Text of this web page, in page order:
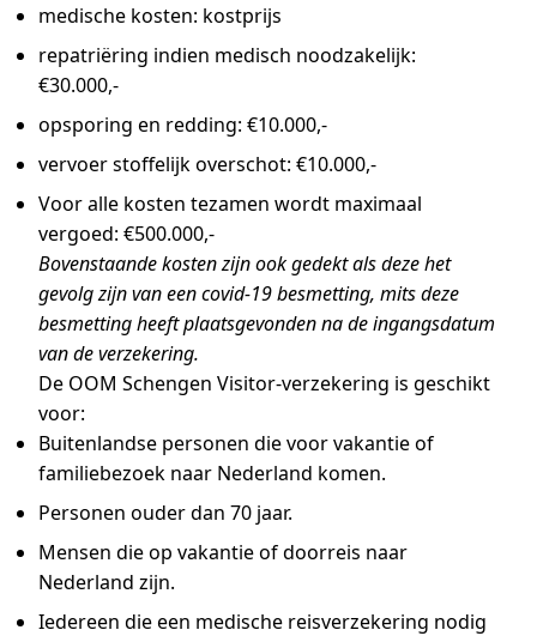
medische kosten: kostprijs
repatriëring indien medisch noodzakelijk:
€30.000,-
opsporing en redding: €10.000,-
vervoer stoffelijk overschot: €10.000,-
Voor alle kosten tezamen wordt maximaal
vergoed: €500.000,-
Bovenstaande kosten zijn ook gedekt als deze het
gevolg zijn van een covid-19 besmetting, mits deze
besmetting heeft plaatsgevonden na de ingangsdatum
van de verzekering.
De OOM Schengen Visitor-verzekering is geschikt
voor:
Buitenlandse personen die voor vakantie of
familiebezoek naar Nederland komen.
Personen ouder dan 70 jaar.
Mensen die op vakantie of doorreis naar
Nederland zijn.
Iedereen die een medische reisverzekering nodig